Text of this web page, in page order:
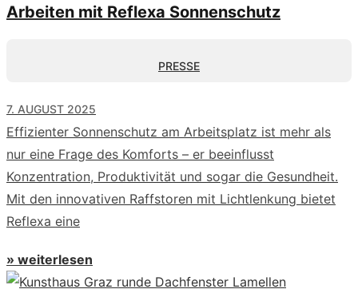
Arbeiten mit Reflexa Sonnenschutz
PRESSE
7. AUGUST 2025
Effizienter Sonnenschutz am Arbeitsplatz ist mehr als
nur eine Frage des Komforts – er beeinflusst
Konzentration, Produktivität und sogar die Gesundheit.
Mit den innovativen Raffstoren mit Lichtlenkung bietet
Reflexa eine
» weiterlesen